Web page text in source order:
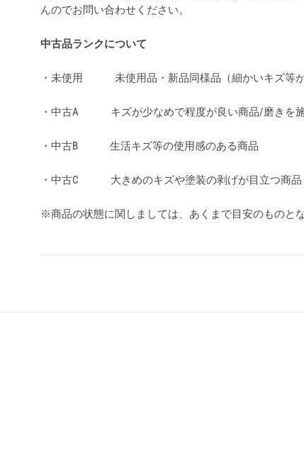
んのでお問い合わせください。
中古品ランクについて
・未使用 未使用品・新品同様品（細かいキズ等が
・中古A キズが少なめで程度が良い商品/磨きを施
・中古B 生活キズ等の使用感のある商品
・中古C 大きめのキズや塗装の剥げが目立つ商品
※商品の状態に関しましては、あくまで目安のものと